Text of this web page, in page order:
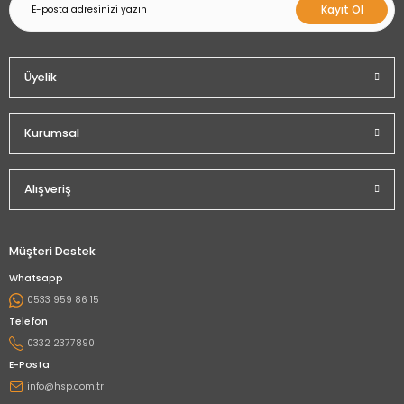
Kayıt Ol
Üyelik
Kurumsal
Alışveriş
Müşteri Destek
Whatsapp
0533 959 86 15
Telefon
0332 2377890
E-Posta
info@hsp.com.tr